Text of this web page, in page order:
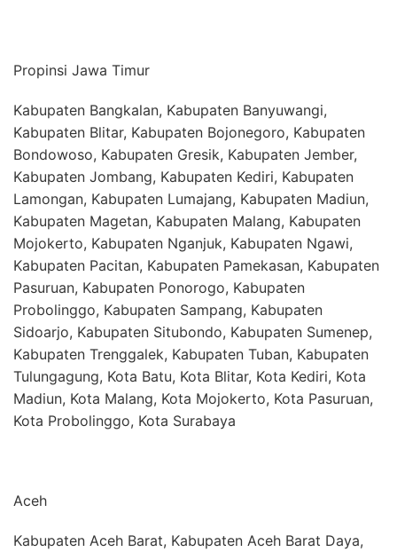
Propinsi Jawa Timur
Kabupaten Bangkalan, Kabupaten Banyuwangi,
Kabupaten Blitar, Kabupaten Bojonegoro, Kabupaten
Bondowoso, Kabupaten Gresik, Kabupaten Jember,
Kabupaten Jombang, Kabupaten Kediri, Kabupaten
Lamongan, Kabupaten Lumajang, Kabupaten Madiun,
Kabupaten Magetan, Kabupaten Malang, Kabupaten
Mojokerto, Kabupaten Nganjuk, Kabupaten Ngawi,
Kabupaten Pacitan, Kabupaten Pamekasan, Kabupaten
Pasuruan, Kabupaten Ponorogo, Kabupaten
Probolinggo, Kabupaten Sampang, Kabupaten
Sidoarjo, Kabupaten Situbondo, Kabupaten Sumenep,
Kabupaten Trenggalek, Kabupaten Tuban, Kabupaten
Tulungagung, Kota Batu, Kota Blitar, Kota Kediri, Kota
Madiun, Kota Malang, Kota Mojokerto, Kota Pasuruan,
Kota Probolinggo, Kota Surabaya
Aceh
Kabupaten Aceh Barat, Kabupaten Aceh Barat Daya,